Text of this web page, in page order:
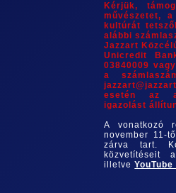
Kérjük,
művészetet,
kultúrát
alábbi
Jazzart
Unicredit
03840009
a
esetén az
igazolást
A vonatkozó
november 11-
zárva tart.
közvetítéseit
illetve